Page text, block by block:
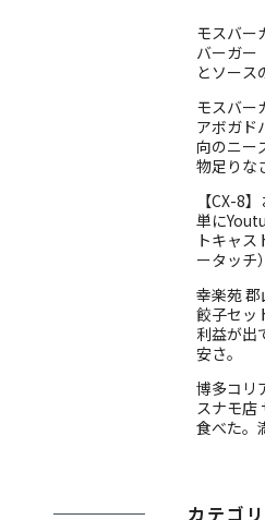
モスバー
バーガー
とソース
モスバー
アボガド
向のニー
物足りな
【CX-8
単に
トキャ
ータッチ
幸楽苑
餃子セッ
利益が出
安さ。
博多コリ
スナモ店
食べた。
カテゴ